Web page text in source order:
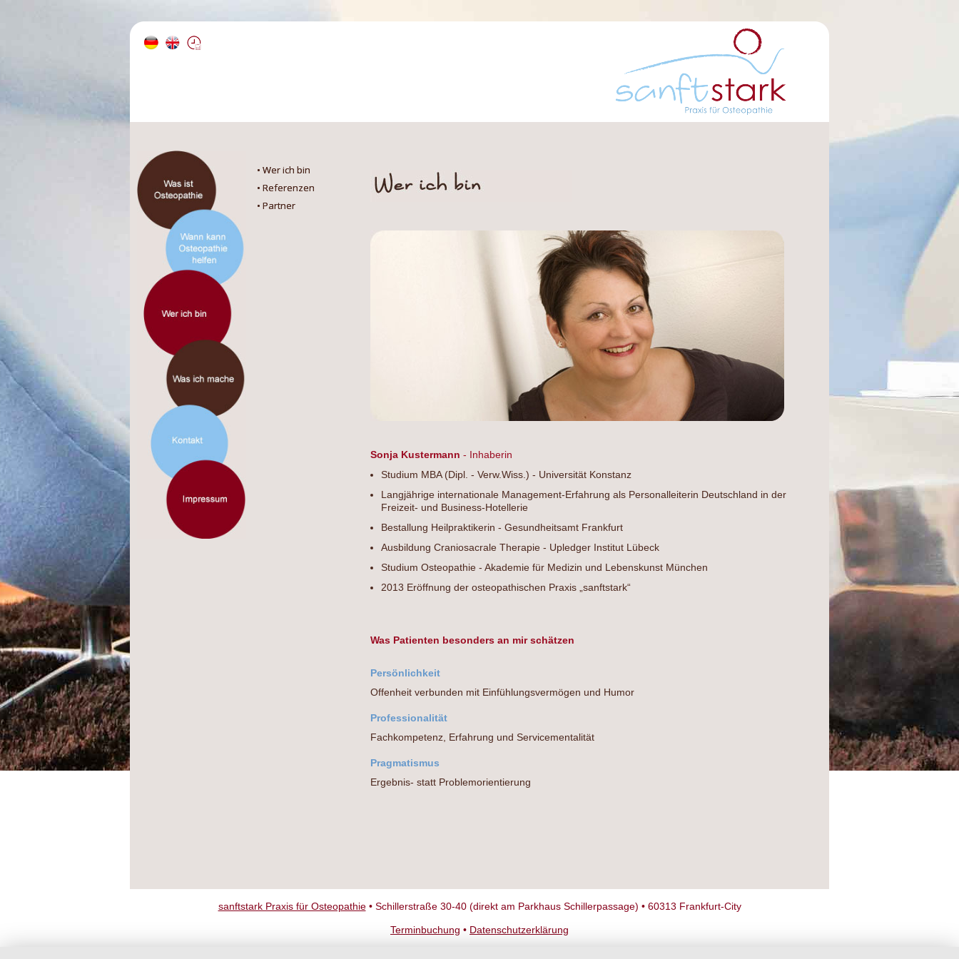
• Wer ich bin
• Referenzen
• Partner
Sonja Kustermann - Inhaberin
Studium MBA (Dipl. - Verw.Wiss.) - Universität Konstanz
Langjährige internationale Management-Erfahrung als Personalleiterin Deutschland in der
Freizeit- und Business-Hotellerie
Bestallung Heilpraktikerin - Gesundheitsamt Frankfurt
Ausbildung Craniosacrale Therapie - Upledger Institut Lübeck
Studium Osteopathie - Akademie für Medizin und Lebenskunst München
2013 Eröffnung der osteopathischen Praxis „sanftstark“
Was Patienten besonders an mir schätzen
Persönlichkeit
Offenheit verbunden mit Einfühlungsvermögen und Humor
Professionalität
Fachkompetenz, Erfahrung und Servicementalität
Pragmatismus
Ergebnis- statt Problemorientierung
sanftstark Praxis für Osteopathie• Schillerstraße 30-40 (direkt am Parkhaus Schillerpassage) • 60313 Frankfurt-City
Terminbuchung • Datenschutzerklärung